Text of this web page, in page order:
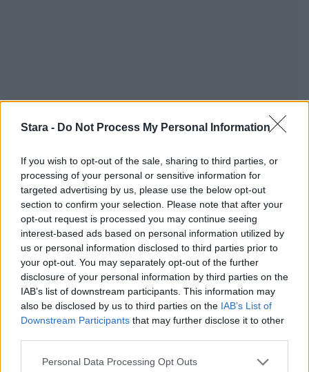
Stara - Do Not Process My Personal Information
If you wish to opt-out of the sale, sharing to third parties, or
processing of your personal or sensitive information for
targeted advertising by us, please use the below opt-out
section to confirm your selection. Please note that after your
opt-out request is processed you may continue seeing
interest-based ads based on personal information utilized by
us or personal information disclosed to third parties prior to
your opt-out. You may separately opt-out of the further
disclosure of your personal information by third parties on the
IAB’s list of downstream participants. This information may
also be disclosed by us to third parties on the IAB’s List of
Downstream Participants that may further disclose it to other
Personal Data Processing Opt Outs
Staran luetuimmat
1
UUTISET